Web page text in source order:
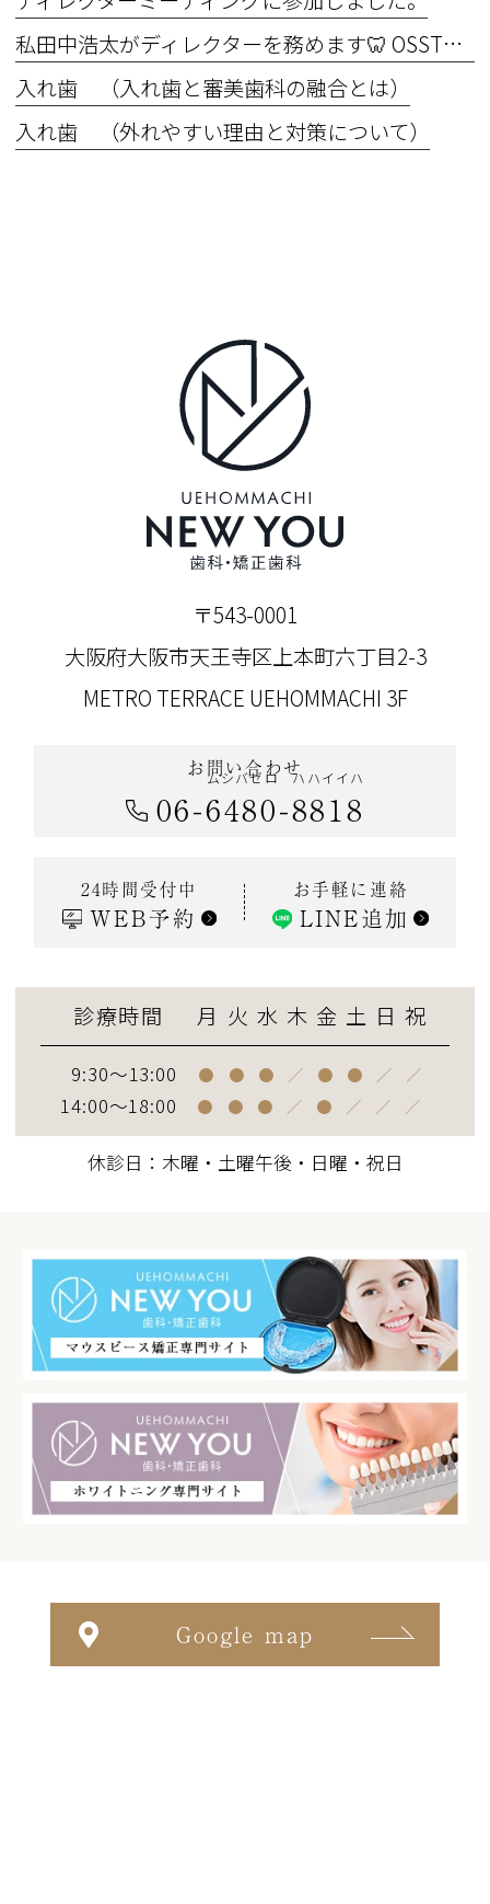
私田中浩太がディレクターを務めます🦷 OSSTEM Implant Basic Course 2025 in OIC Master the Basics ― 基礎こそ真髄！“できない”を“できる”に変える6日間
入れ歯 （入れ歯と審美歯科の融合とは）
入れ歯 （外れやすい理由と対策について）
〒543-0001
大阪府大阪市天王寺区上本町六丁目2-3
METRO TERRACE UEHOMMACHI 3F
お問い合わせ
06-6480
ムシバゼロ
-8818
ハハイイハ
24時間受付中
WEB予約
お手軽に連絡
LINE追加
診療時間 月 火 水 木 金 土 日 祝
9:30～13:00 ● ● ● ／ ● ● ／ ／
14:00～18:00 ● ● ● ／ ● ／ ／ ／
休診日：木曜・土曜午後・日曜・祝日
Google map